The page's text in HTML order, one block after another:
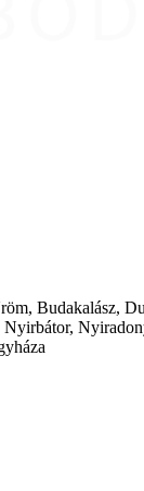
Budakalász,